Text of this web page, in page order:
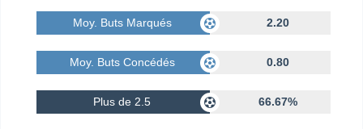
Moy. Buts Marqués 2.20
Moy. Buts Concédés 0.80
Plus de 2.5 66.67%